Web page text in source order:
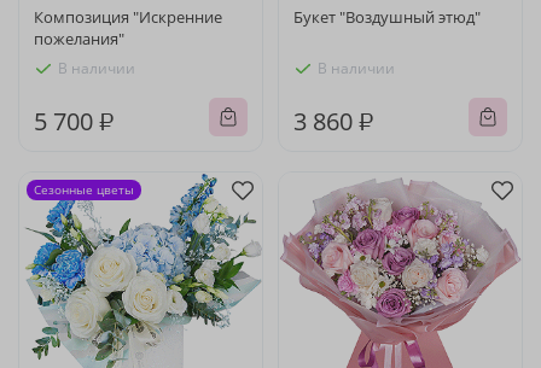
Композиция "Искренние
пожелания"
В наличии
5 700 ₽
Букет "Воздушный этюд"
В наличии
3 860 ₽
Сезонные цветы